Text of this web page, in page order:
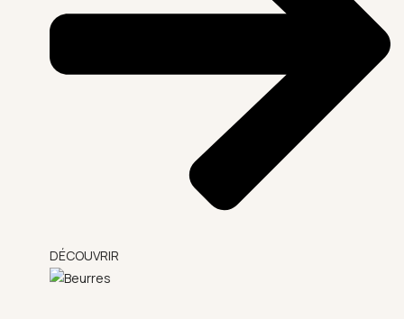
DÉCOUVRIR